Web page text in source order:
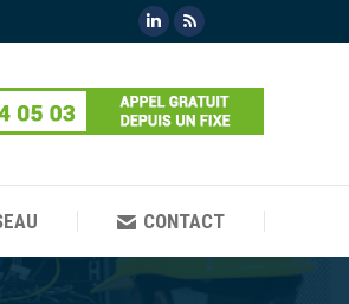
LinkedIn
RSS
CONTACT
CONTACT